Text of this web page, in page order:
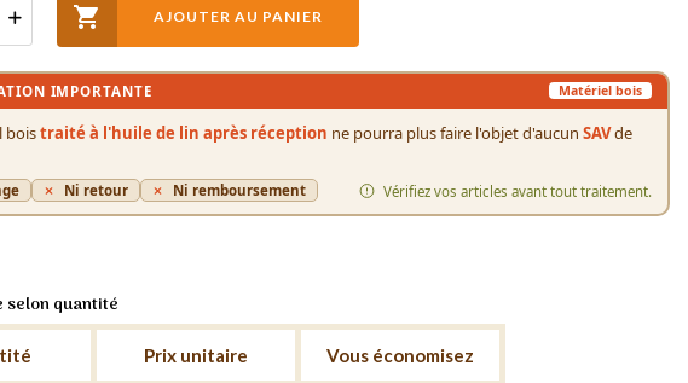
 AJOUTER AU PANIER
IMPORTANTE Matériel bois
boistraité à l'huile de lin après réception ne pourra plus faire l'objet d'aucun SAVde
Ni retour Ni remboursement Vérifiez vos articles avant tout traitement.
quantité
Prix unitaire Vous économisez